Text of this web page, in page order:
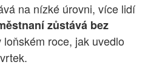
na nízké úrovni, více lidí
zůstává bez
loňském roce, jak uvedlo